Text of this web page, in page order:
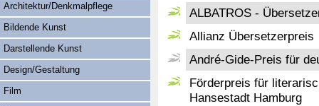
ALBATROS -
Allianz Übersetzerpreis
André-Gide-Preis für
Förderpreis für
Hansestadt Hamburg
Architektur/Denkmalpflege
Bildende Kunst
Darstellende Kunst
Design/Gestaltung
Film